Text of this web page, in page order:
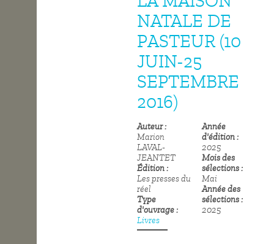
NATALE DE
PASTEUR (10
JUIN-25
SEPTEMBRE
2016)
Auteur
Marion
LAVAL-
JEANTET
Édition
Les presses du
réel
Type
d'ouvrage
Livres
Année
d'édition
2025
Mois des
sélections
Mai
Année des
sélections
2025